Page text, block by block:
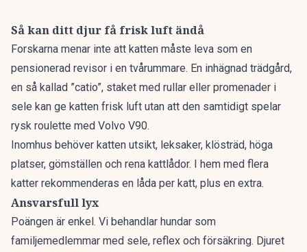
Så kan ditt djur få frisk luft ändå
Forskarna menar inte att katten måste leva som en
pensionerad revisor i en tvårummare. En inhägnad trädgård,
en så kallad ”catio”, staket med rullar eller promenader i
sele kan ge katten frisk luft utan att den samtidigt spelar
rysk roulette med Volvo V90.
Inomhus behöver katten utsikt, leksaker, klösträd, höga
platser, gömställen och rena kattlådor. I hem med flera
katter rekommenderas en låda per katt, plus en extra.
Ansvarsfull lyx
Poängen är enkel. Vi behandlar hundar som
familjemedlemmar med sele, reflex och försäkring. Djuret